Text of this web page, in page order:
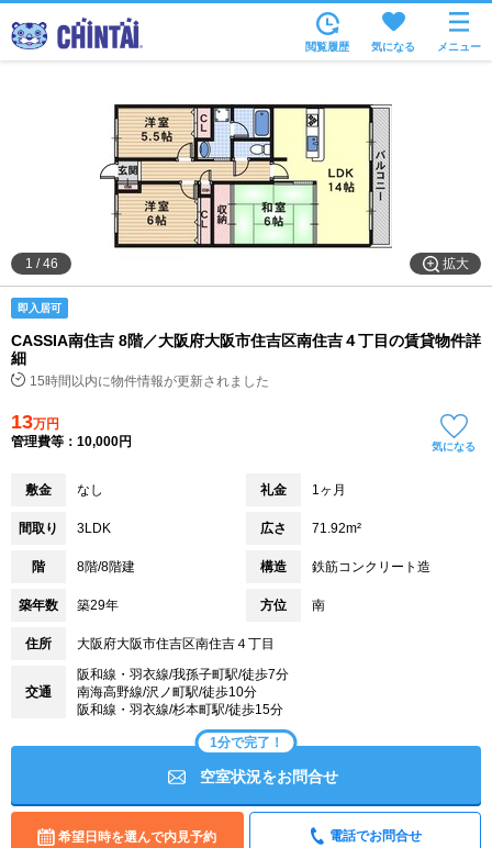
住所から
家賃相場から
通勤通学時間から
物件特集から
閲覧履歴 気になる メニュー
拡大
1 /46
即入居可
CASSIA南住吉 8階／大阪府大阪市住吉区南住吉４丁目の賃貸物件詳
細
15時間以内に物件情報が更新されました
13万円
管理費等：10,000円
気になる
敷金 なし 礼金 1ヶ月
間取り 3LDK 広さ 71.92m²
階 8階/8階建 構造 鉄筋コンクリート造
築年数 築29年 方位 南
住所 大阪府大阪市住吉区南住吉４丁目
交通
阪和線・羽衣線/我孫子町駅/徒歩7分
南海高野線/沢ノ町駅/徒歩10分
阪和線・羽衣線/杉本町駅/徒歩15分
1分で完了！
空室状況をお問合せ
希望日時を選んで内見予約 電話でお問合せ